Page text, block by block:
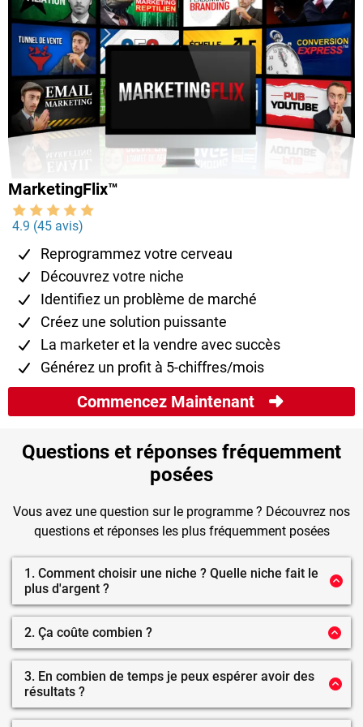
secret " où nous enfilons nos blouses blanches et
disséquons, analysons et compilons le MEILLEUR du
MEILLEUR en matière de stratégie de tunnel de vente,
d'offres, de A/B tests et de maximisation des ventes.
Ce qui est génial, c'est que nous jetons un sérieux coup
d'œil aux sites gagnants des autres Marketeurs pour
découvrir POURQUOI ils fonctionnent si bien.
MarketingFlix™
4.9 (45 avis)
Reprogrammez votre cerveau
Découvrez votre niche
Identifiez un problème de marché
Créez une solution puissante
La marketer et la vendre avec succès
Générez un profit à 5-chiffres/mois
Commencez Maintenant
Questions et réponses fréquemment
posées
Vous avez une question sur le programme ? Découvrez nos
questions et réponses les plus fréquemment posées
1. Comment choisir une niche ? Quelle niche fait le
plus d'argent ?
Il n'y a pas de « niche magique », vous devez passer par
exactement comment le faire en détail dans le
programme. C'est la première semaine de la formation
pour une raison, vous ne choisissez pas votre niche et
ensuite rejoignez le programme. Vous rejoignez le
programme pour choisir votre niche. Si nous nous
2. Ça coûte combien ?
Pour booster considérablement votre entreprise, c'est
C’est beaucoup ? C’est 1,21€ par jour.
3. En combien de temps je peux espérer avoir des
résultats ?
Cela dépend donc totalement de la rapidité avec